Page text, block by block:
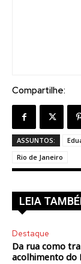
Compartilhe:
ASSUNTOS:
Rio de Janeiro
LEIA
Destaque
Da rua como
acolhimento do